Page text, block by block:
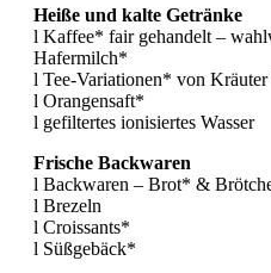
Heiße und kalte Getränke
l Kaffee* fair gehandelt –
Hafermilch*
l Tee-Variationen* von Kräuter
l Orangensaft*
l gefiltertes ionisiertes Wasser
Frische Backwaren
l Backwaren – Brot* &
l Brezeln
l Croissants*
l Süßgebäck*